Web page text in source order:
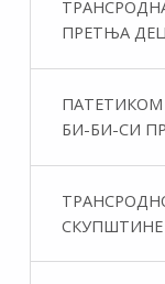
ПРЕТЊА
БИ-БИ-СИ